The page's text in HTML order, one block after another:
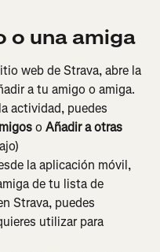
o una amiga
web de Strava, abre la
a tu amigo o amiga.
actividad, puedes
o Añadir a otras
la aplicación móvil,
de tu lista de
Strava, puedes
utilizar para